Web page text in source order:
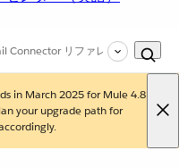
Connector リファレンス
in March 2025 for Mule 4.8
your upgrade path for